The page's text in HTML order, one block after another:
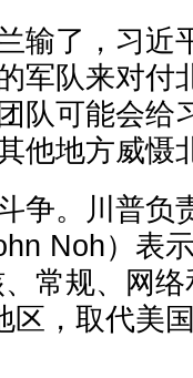
输了，习近
军队来对付
队可能会给
他地方威慑
争。川普负
Noh）表
常规、网
区，取代美